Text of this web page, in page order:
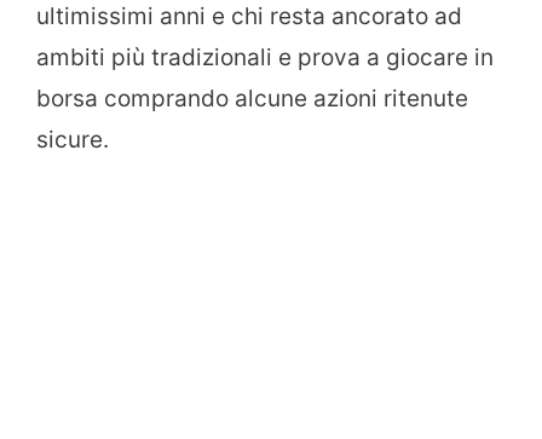
ultimissimi anni e chi resta ancorato ad
ambiti più tradizionali e prova a giocare in
borsa comprando alcune azioni ritenute
sicure.